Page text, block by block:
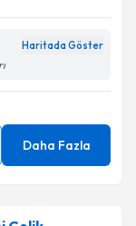
Daha Fazla